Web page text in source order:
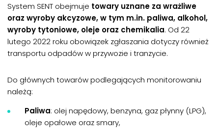
System SENT obejmuje towary uznane za wrażliwe
oraz wyroby akcyzowe, w tym m.in. paliwa, alkohol,
wyroby tytoniowe, oleje oraz chemikalia. Od 22
lutego 2022 roku obowiązek zgłaszania dotyczy również
transportu odpadów w przywozie i tranzycie.
Do głównych towarów podlegających monitorowaniu
należą:
Paliwa: olej napędowy, benzyna, gaz płynny (LPG),
oleje opałowe oraz smary,